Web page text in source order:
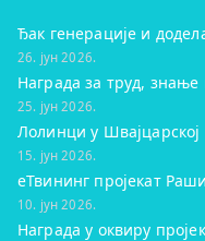
Ђак генерације и
26. јун 2026.
Награда за труд, знање
25. јун 2026.
Лолинци у Швајцарској
15. јун 2026.
eТвининг пројекат
10. јун 2026.
Награда у оквиру